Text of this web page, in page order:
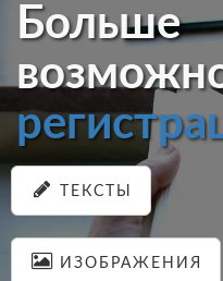
Больше
ТЕКСТЫ
ИЗОБРАЖЕНИЯ